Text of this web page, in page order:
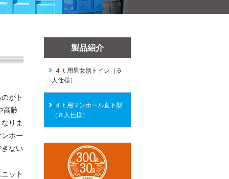
がト
高齢
りま
ホー
ない
ット
製品紹介
４ｔ用男女別トイレ（６
人仕様）
４ｔ用マンホール直下型
（８人仕様）